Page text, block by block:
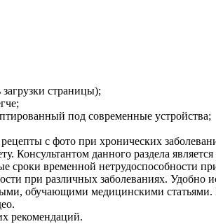
страницы);
под современные устройства;
с фото при хронических
Консультантом данного раздела
сроки временной нетрудоспособности
при различных заболеваниях. Удобно
обучающими медицинскими статьями.
рекомендаций.